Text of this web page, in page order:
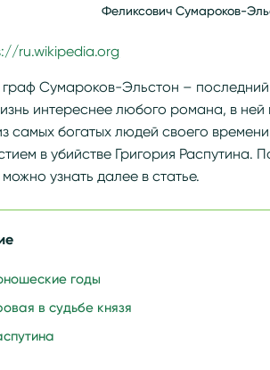
Феликсович Сумароков-
ru.wikipedia.org/wiki/
Сумароков-Эльстон – последний
интереснее любого романа, в ней
самых богатых людей своего
в убийстве Григория Распутина.
узнать далее в статье.
годы
в судьбе князя